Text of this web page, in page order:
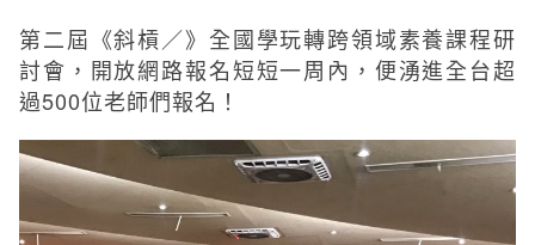
第二屆《斜槓／》全國學玩轉跨領域素養課程研
討會，開放網路報名短短一周內，便湧進全台超
過500位老師們報名！